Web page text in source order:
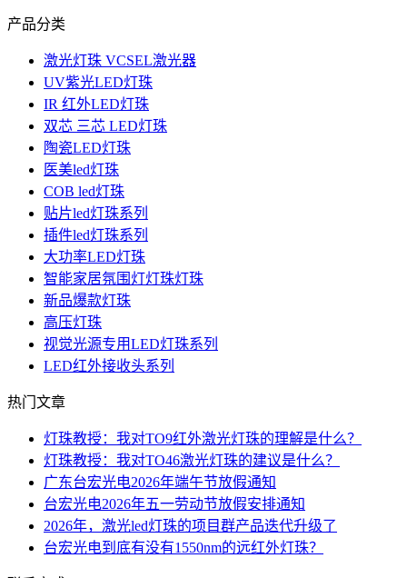
产品分类
激光灯珠 VCSEL激光器
UV紫光LED灯珠
IR 红外LED灯珠
双芯 三芯 LED灯珠
陶瓷LED灯珠
医美led灯珠
COB led灯珠
贴片led灯珠系列
插件led灯珠系列
大功率LED灯珠
智能家居氛围灯灯珠灯珠
新品爆款灯珠
高压灯珠
视觉光源专用LED灯珠系列
LED红外接收头系列
热门文章
灯珠教授：我对TO9红外激光灯珠的理解是什么？
灯珠教授：我对TO46激光灯珠的建议是什么？
广东台宏光电2026年端午节放假通知
台宏光电2026年五一劳动节放假安排通知
2026年，激光led灯珠的项目群产品迭代升级了
台宏光电到底有没有1550nm的远红外灯珠？